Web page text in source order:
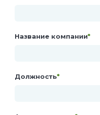
Название компании*
Должность*